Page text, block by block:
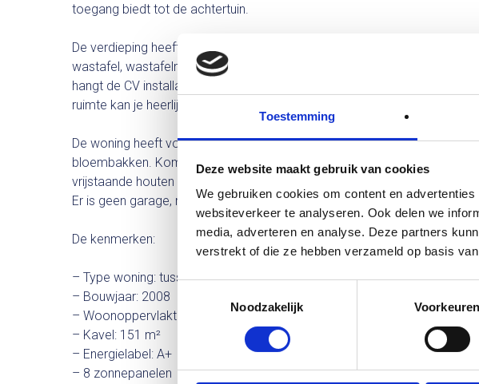
Toestemming
Deze website maakt gebruik van cookies
We gebruiken cookies om content en
websiteverkeer te analyseren. Ook delen we
media, adverteren en analyse. Deze partners
verstrekt of die ze hebben verzameld op basis
Noodzakelijk
Voorkeuren
toegang biedt tot de achtertuin.
De verdieping heeft 3 slaapkamers en een complete badkamer (2020),
wastafel, wastafelmeubel, en inloopdouche. Via een vaste trap is de
hangt de CV installatie, de omvormer van de zonnepanelen en zijn de
ruimte kan je heerlijk gebruiken als opslagruimte of als hobby ruimte.
De woning heeft voor-en achter een onderhoudsvriendelijke tuin met
bloembakken. Kom tot rust en geniet van je eigen buitenruimte. In de
vrijstaande houten berging voor extra opslagruimte.
Er is geen garage, maar er is voldoende openbare parkeergelegenheid.
De kenmerken:
– Type woning: tussenwoning
– Bouwjaar: 2008
– Woonoppervlakte: 101 m²
– Kavel: 151 m²
– Energielabel: A+
– 8 zonnepanelen